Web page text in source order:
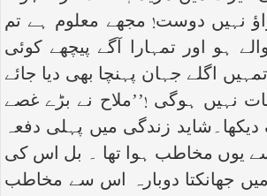
نہیں دوست! مجھے معلوم ہے تم
ہو اور تمہارا آگے پیچھے کوئی
اگلے جہان پہنچا بھی دیا جائے
نہیں ہوگی !’’ملاح نے بڑے غصے
زندگی میں پہلی دفعہ
یوں مخاطب ہوا تھا ۔ بل اس کی
میں جھانکتا دوبارہ اس سے مخاطب